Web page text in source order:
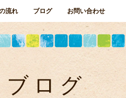
流れ ブログ お問い合わせ
ブログ